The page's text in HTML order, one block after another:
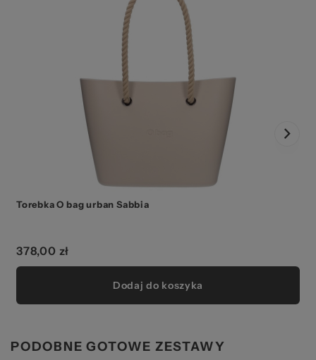
Torebka O bag urban Sabbia
378,00 zł
Dodaj do koszyka
PODOBNE GOTOWE ZESTAWY